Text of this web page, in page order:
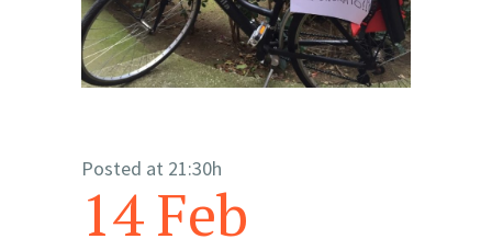
14 Feb
Posted at 21:30h